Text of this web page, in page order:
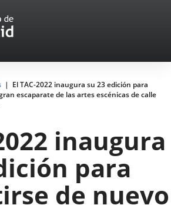
El TAC-2022 inaugura su 23 edición para
escaparate de las artes escénicas de calle
inaugura
para
de nuevo